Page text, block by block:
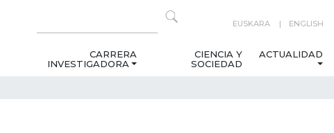
EUSKARA ENGLISH
CARRERA
INVESTIGADORA
CIENCIA Y
SOCIEDAD
ACTUALIDAD